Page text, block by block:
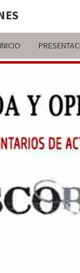
INICIO